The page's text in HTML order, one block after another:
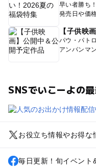
早い者勝ち
発売日や価
【子供映
パウ・パト
アンパンマ
SNSでいこーよの
お役立ち情報やお得な
毎日更新！旬イベント